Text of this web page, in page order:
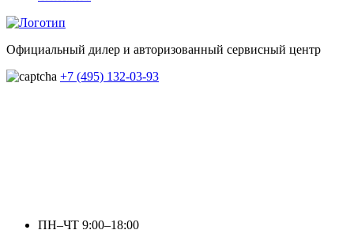
Официальный дилер и авторизованный сервисный центр
+7 (495) 132-03-93
ПН–ЧТ 9:00–18:00